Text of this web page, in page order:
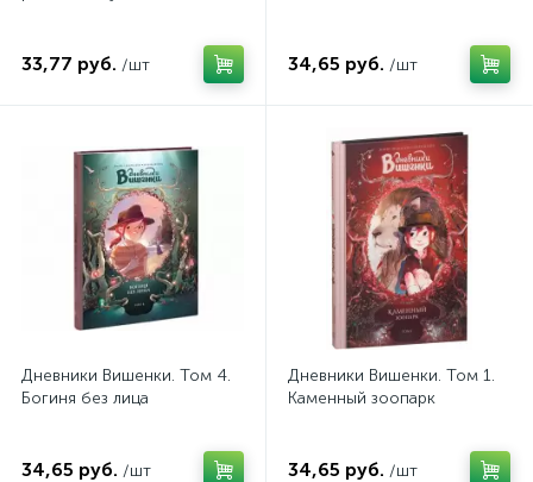
33,77 руб. /шт 34,65 руб. /шт
Дневники Вишенки. Том 4.
Богиня без лица
34,65 руб. /шт
Дневники Вишенки. Том 1.
Каменный зоопарк
34,65 руб. /шт